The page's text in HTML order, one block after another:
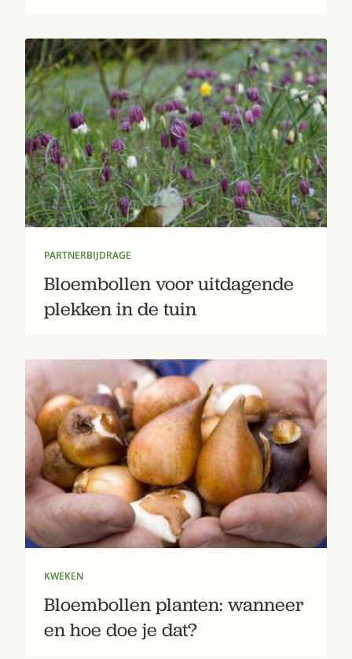
PARTNERBIJDRAGE
Bloembollen voor uitdagende
plekken in de tuin
KWEKEN
Bloembollen planten: wanneer
en hoe doe je dat?